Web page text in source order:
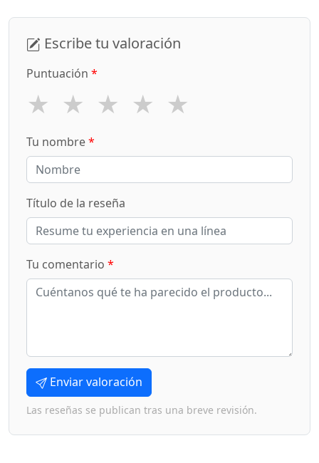
Escribe tu valoración
Puntuación *
★ ★ ★ ★ ★
Tu nombre*
Título de la reseña
Tu comentario *
Enviar valoración
Las reseñas se publican tras una breve revisión.